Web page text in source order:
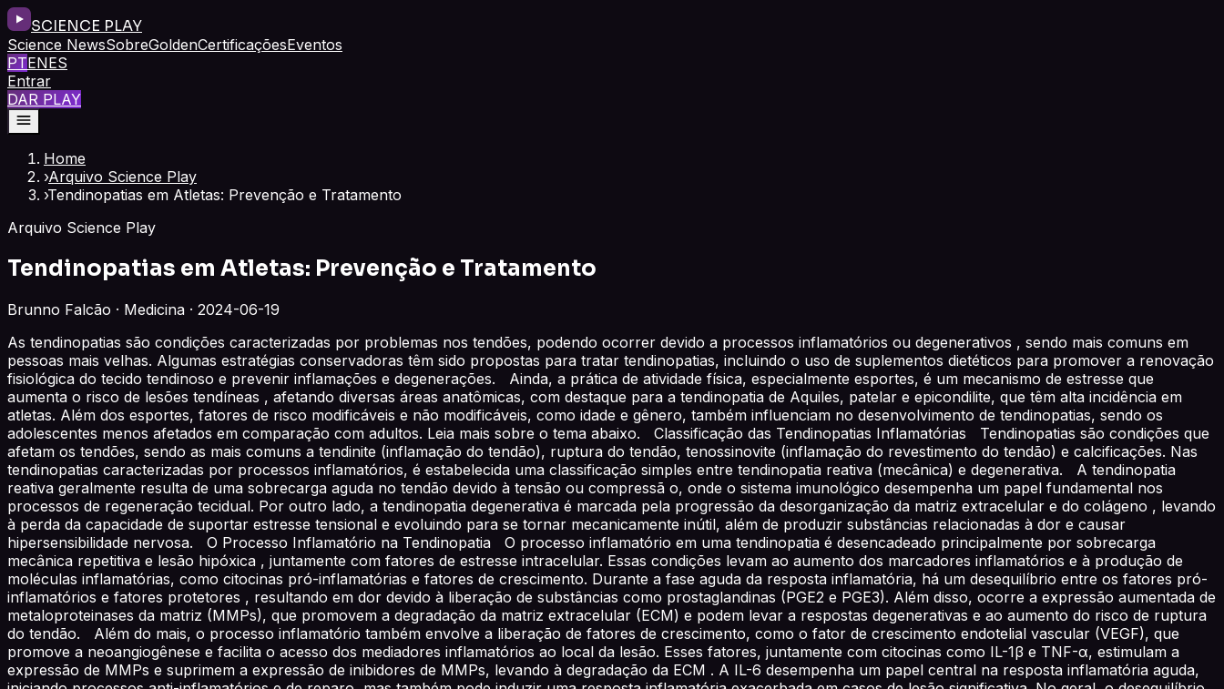
SCIENCE PLAY
Science NewsSobreGoldenCertificaçõesEventos
PTENES
Entrar
DAR PLAY
Home
›Arquivo Science Play
›Tendinopatias em Atletas: Prevenção e Tratamento
Arquivo Science Play
Tendinopatias em Atletas: Prevenção e Tratamento
Brunno Falcão · Medicina · 2024-06-19
As tendinopatias são condições caracterizadas por problemas nos tendões, podendo ocorrer devido a processos inflamatórios ou degenerativos , sendo mais comuns em
pessoas mais velhas. Algumas estratégias conservadoras têm sido propostas para tratar tendinopatias, incluindo o uso de suplementos dietéticos para promover a renovação
fisiológica do tecido tendinoso e prevenir inflamações e degenerações. Ainda, a prática de atividade física, especialmente esportes, é um mecanismo de estresse que
aumenta o risco de lesões tendíneas , afetando diversas áreas anatômicas, com destaque para a tendinopatia de Aquiles, patelar e epicondilite, que têm alta incidência em
atletas. Além dos esportes, fatores de risco modificáveis e não modificáveis, como idade e gênero, também influenciam no desenvolvimento de tendinopatias, sendo os
adolescentes menos afetados em comparação com adultos. Leia mais sobre o tema abaixo. Classificação das Tendinopatias Inflamatórias Tendinopatias são condições que
afetam os tendões, sendo as mais comuns a tendinite (inflamação do tendão), ruptura do tendão, tenossinovite (inflamação do revestimento do tendão) e calcificações. Nas
tendinopatias caracterizadas por processos inflamatórios, é estabelecida uma classificação simples entre tendinopatia reativa (mecânica) e degenerativa. A tendinopatia
reativa geralmente resulta de uma sobrecarga aguda no tendão devido à tensão ou compressã o, onde o sistema imunológico desempenha um papel fundamental nos
processos de regeneração tecidual. Por outro lado, a tendinopatia degenerativa é marcada pela progressão da desorganização da matriz extracelular e do colágeno , levando
à perda da capacidade de suportar estresse tensional e evoluindo para se tornar mecanicamente inútil, além de produzir substâncias relacionadas à dor e causar
hipersensibilidade nervosa. O Processo Inflamatório na Tendinopatia O processo inflamatório em uma tendinopatia é desencadeado principalmente por sobrecarga
mecânica repetitiva e lesão hipóxica , juntamente com fatores de estresse intracelular. Essas condições levam ao aumento dos marcadores inflamatórios e à produção de
moléculas inflamatórias, como citocinas pró-inflamatórias e fatores de crescimento. Durante a fase aguda da resposta inflamatória, há um desequilíbrio entre os fatores pró-
inflamatórios e fatores protetores , resultando em dor devido à liberação de substâncias como prostaglandinas (PGE2 e PGE3). Além disso, ocorre a expressão aumentada de
metaloproteinases da matriz (MMPs), que promovem a degradação da matriz extracelular (ECM) e podem levar a respostas degenerativas e ao aumento do risco de ruptura
do tendão. Além do mais, o processo inflamatório também envolve a liberação de fatores de crescimento, como o fator de crescimento endotelial vascular (VEGF), que
promove a neoangiogênese e facilita o acesso dos mediadores inflamatórios ao local da lesão. Esses fatores, juntamente com citocinas como IL-1β e TNF-α, estimulam a
expressão de MMPs e suprimem a expressão de inibidores de MMPs, levando à degradação da ECM . A IL-6 desempenha um papel central na resposta inflamatória aguda,